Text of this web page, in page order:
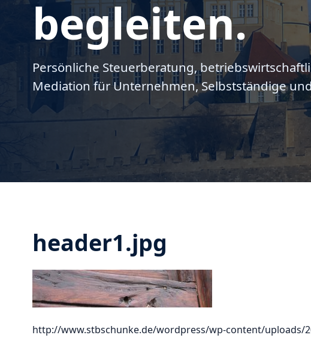
begleiten.
Persönliche Steuerberatung,
Mediation für Unternehmen, Selbstständige
header1.jpg
http://www.stbschunke.de/wordpress/wp-content/uploads/